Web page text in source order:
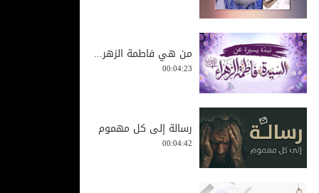
من هي فاطمة الزهر...
00:04:23
رسالة إلى كل مهموم
00:04:42